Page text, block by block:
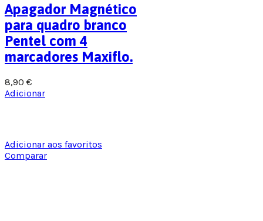
Adicionar aos favoritos
Comparar
Apagador Magnético
para quadro branco
Pentel com 4
marcadores Maxiflo.
8,90 €
Adicionar